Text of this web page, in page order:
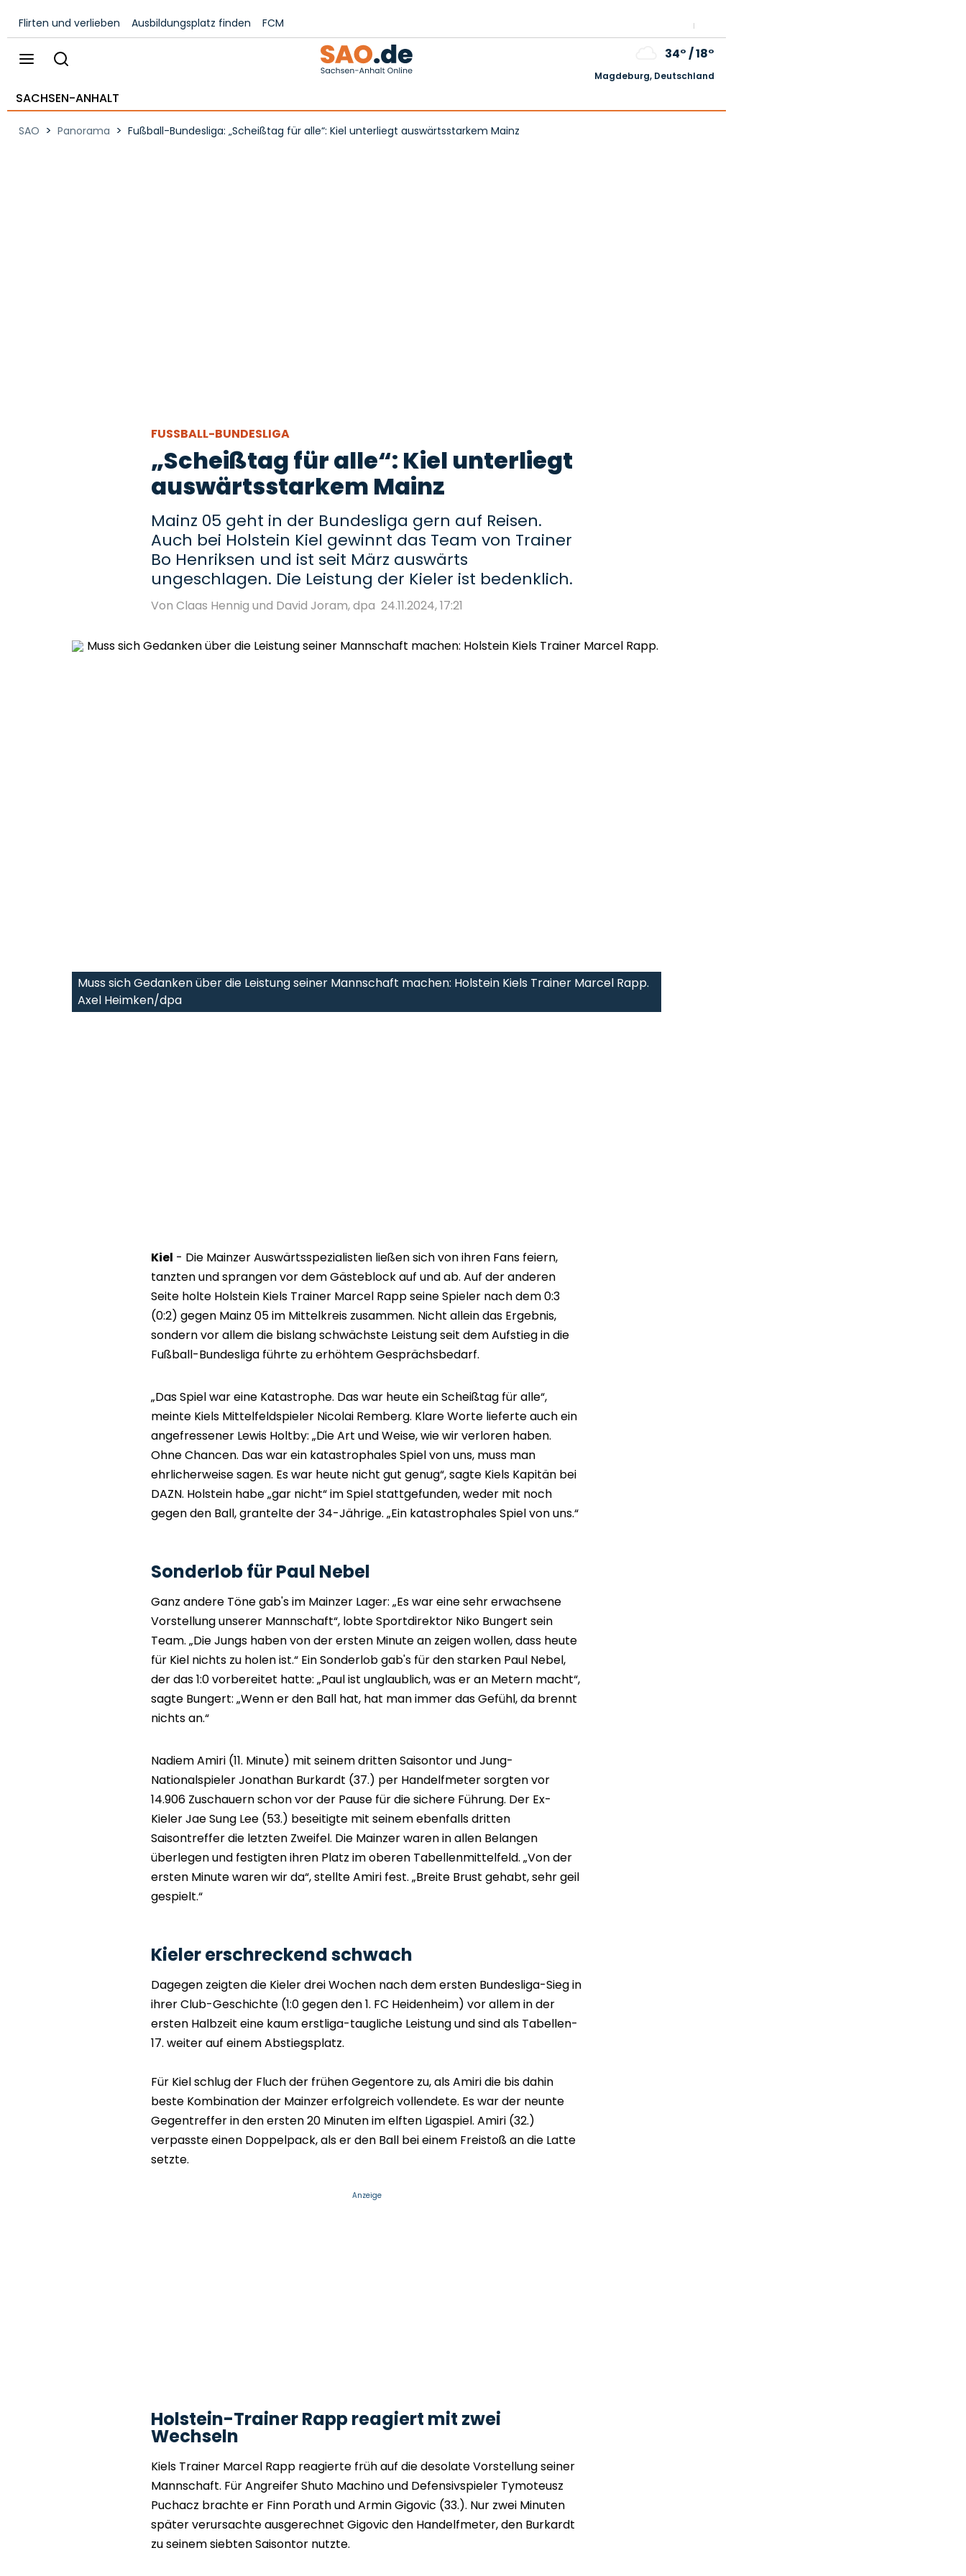
Flirten und verlieben Ausbildungsplatz finden FCM
34°/18°
Magdeburg, Deutschland
SACHSEN-ANHALT
SAO > Panorama > Fußball-Bundesliga: „Scheißtag für alle“: Kiel unterliegt auswärtsstarkem Mainz
FUSSBALL-BUNDESLIGA
„Scheißtag für alle“: Kiel unterliegt
auswärtsstarkem Mainz
Mainz 05 geht in der Bundesliga gern auf Reisen.
Auch bei Holstein Kiel gewinnt das Team von Trainer
Bo Henriksen und ist seit März auswärts
ungeschlagen. Die Leistung der Kieler ist bedenklich.
Von Claas Hennig und David Joram, dpa 24.11.2024, 17:21
Muss sich Gedanken über die Leistung seiner Mannschaft machen: Holstein Kiels Trainer Marcel Rapp.
Axel Heimken/dpa
Kiel - Die Mainzer Auswärtsspezialisten ließen sich von ihren Fans feiern,
tanzten und sprangen vor dem Gästeblock auf und ab. Auf der anderen
Seite holte Holstein Kiels Trainer Marcel Rapp seine Spieler nach dem 0:3
(0:2) gegen Mainz 05 im Mittelkreis zusammen. Nicht allein das Ergebnis,
sondern vor allem die bislang schwächste Leistung seit dem Aufstieg in die
Fußball-Bundesliga führte zu erhöhtem Gesprächsbedarf.
„Das Spiel war eine Katastrophe. Das war heute ein Scheißtag für alle“,
meinte Kiels Mittelfeldspieler Nicolai Remberg. Klare Worte lieferte auch ein
angefressener Lewis Holtby: „Die Art und Weise, wie wir verloren haben.
Ohne Chancen. Das war ein katastrophales Spiel von uns, muss man
ehrlicherweise sagen. Es war heute nicht gut genug“, sagte Kiels Kapitän bei
DAZN. Holstein habe „gar nicht“ im Spiel stattgefunden, weder mit noch
gegen den Ball, grantelte der 34-Jährige. „Ein katastrophales Spiel von uns.“
Sonderlob für Paul Nebel
Ganz andere Töne gab's im Mainzer Lager: „Es war eine sehr erwachsene
Vorstellung unserer Mannschaft“, lobte Sportdirektor Niko Bungert sein
Team. „Die Jungs haben von der ersten Minute an zeigen wollen, dass heute
für Kiel nichts zu holen ist.“ Ein Sonderlob gab's für den starken Paul Nebel,
der das 1:0 vorbereitet hatte: „Paul ist unglaublich, was er an Metern macht“,
sagte Bungert: „Wenn er den Ball hat, hat man immer das Gefühl, da brennt
nichts an.“
Nadiem Amiri (11. Minute) mit seinem dritten Saisontor und Jung-
Nationalspieler Jonathan Burkardt (37.) per Handelfmeter sorgten vor
14.906 Zuschauern schon vor der Pause für die sichere Führung. Der Ex-
Kieler Jae Sung Lee (53.) beseitigte mit seinem ebenfalls dritten
Saisontreffer die letzten Zweifel. Die Mainzer waren in allen Belangen
überlegen und festigten ihren Platz im oberen Tabellenmittelfeld. „Von der
ersten Minute waren wir da“, stellte Amiri fest. „Breite Brust gehabt, sehr geil
gespielt.“
Kieler erschreckend schwach
Dagegen zeigten die Kieler drei Wochen nach dem ersten Bundesliga-Sieg in
ihrer Club-Geschichte (1:0 gegen den 1. FC Heidenheim) vor allem in der
ersten Halbzeit eine kaum erstliga-taugliche Leistung und sind als Tabellen-
17. weiter auf einem Abstiegsplatz.
Für Kiel schlug der Fluch der frühen Gegentore zu, als Amiri die bis dahin
beste Kombination der Mainzer erfolgreich vollendete. Es war der neunte
Gegentreffer in den ersten 20 Minuten im elften Ligaspiel. Amiri (32.)
verpasste einen Doppelpack, als er den Ball bei einem Freistoß an die Latte
setzte.
Anzeige
Holstein-Trainer Rapp reagiert mit zwei
Wechseln
Kiels Trainer Marcel Rapp reagierte früh auf die desolate Vorstellung seiner
Mannschaft. Für Angreifer Shuto Machino und Defensivspieler Tymoteusz
Puchacz brachte er Finn Porath und Armin Gigovic (33.). Nur zwei Minuten
später verursachte ausgerechnet Gigovic den Handelfmeter, den Burkardt
zu seinem siebten Saisontor nutzte.